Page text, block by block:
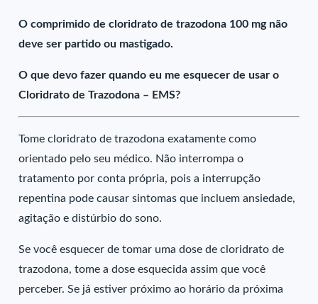
O comprimido de cloridrato de trazodona 100 mg não
deve ser partido ou mastigado.
O que devo fazer quando eu me esquecer de usar o
Cloridrato de Trazodona – EMS?
Tome cloridrato de trazodona exatamente como
orientado pelo seu médico. Não interrompa o
tratamento por conta própria, pois a interrupção
repentina pode causar sintomas que incluem ansiedade,
agitação e distúrbio do sono.
Se você esquecer de tomar uma dose de cloridrato de
trazodona, tome a dose esquecida assim que você
perceber. Se já estiver próximo ao horário da próxima